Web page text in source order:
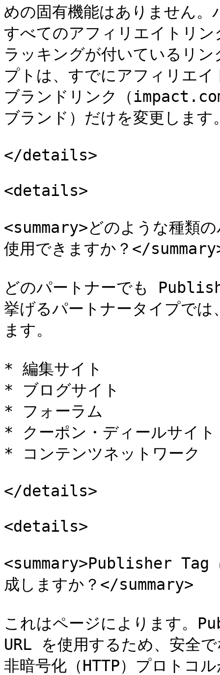
めの固有機能はありません
すべてのアフィリエイトリ
ラッキングが付いているリ
プトは、すでにアフィリエ
ブランドリンク（
ブランド）だけを変更します
</details>
<details>
<summary>どのような種
使用できますか？</
どのパートナーでも
挙げるパートナータイプで
ます。
* 編集サイト
* ブログサイト
* フォーラム
* クーポン・ディールサイト
* コンテンツネットワーク
</details>
<details>
<summary>Publisher Tag
成しますか？</summary>
これはページによります。
URL を使用するため、安全
非暗号化（HTTP）プロトコ